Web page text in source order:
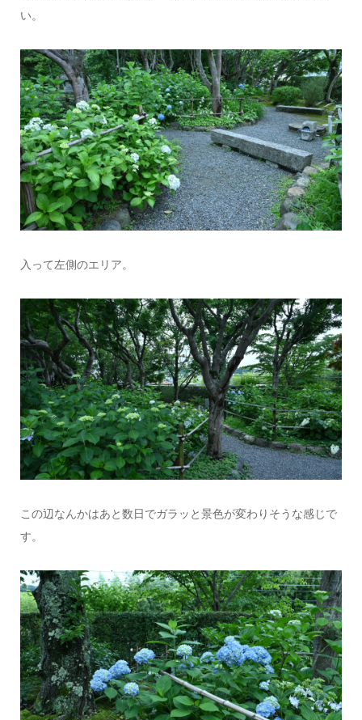
い。
入って左側のエリア。
この辺なんかはあと数日でガラッと景色が変わりそうな感じで
す。